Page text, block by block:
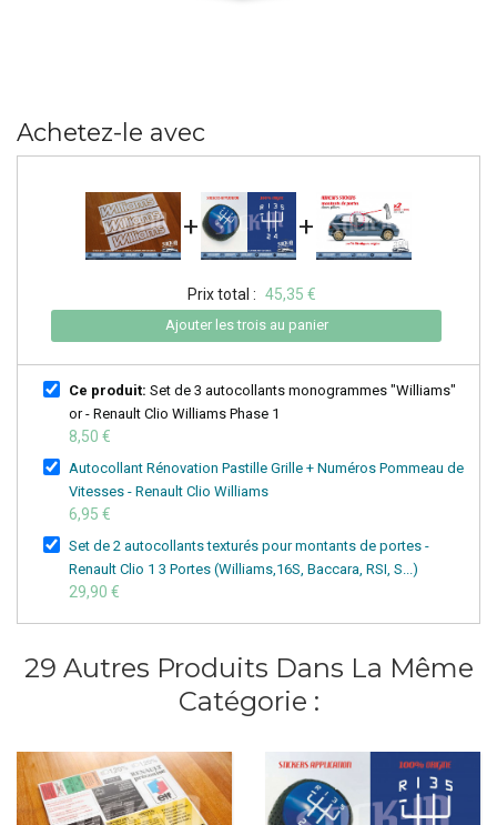
Achetez-le avec
+ +
Prix total : 45,35 €
Ajouter les trois au panier
Ce produit: Set de 3 autocollants monogrammes "Williams"
or - Renault Clio Williams Phase 1
8,50 €
Autocollant Rénovation Pastille Grille + Numéros Pommeau de
Vitesses - Renault Clio Williams
6,95 €
Set de 2 autocollants texturés pour montants de portes -
Renault Clio 1 3 Portes (Williams,16S, Baccara, RSI, S...)
29,90 €
29 Autres Produits Dans La Même
Catégorie :